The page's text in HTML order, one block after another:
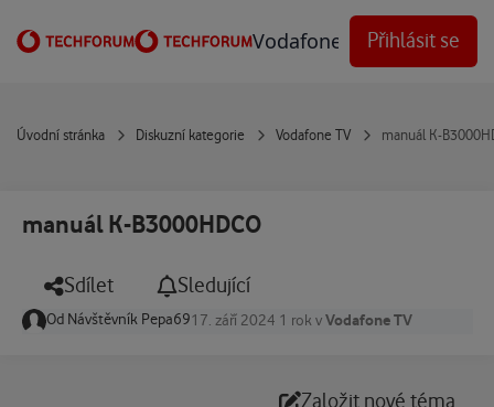
Vodafone Techforum
Přihlásit se
Úvodní stránka Diskuzní kategorie Vodafone TV manuál K-
manuál K-B3000HDCO
Sdílet Sledující
Od Návštěvník Pepa6917. září 2024 1 rokvVodafone TV
Založit nové téma